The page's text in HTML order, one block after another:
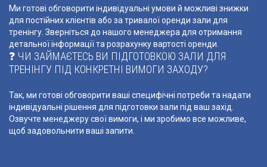
Ми готові обговорити індивідуальні умови й можливі знижки
для постійних клієнтів або за тривалої оренди зали для
тренінгу. Зверніться до нашого менеджера для отримання
детальної інформації та розрахунку вартості оренди.
❓ ЧИ ЗАЙМАЄТЕСЬ ВИ ПІДГОТОВКОЮ ЗАЛИ ДЛЯ
ТРЕНІНГУ ПІД КОНКРЕТНІ ВИМОГИ ЗАХОДУ?
Так, ми готові обговорити ваші специфічні потреби та надати
індивідуальні рішення для підготовки зали під ваш захід.
Озвучте менеджеру свої вимоги, і ми зробимо все можливе,
щоб задовольнити ваші запити.